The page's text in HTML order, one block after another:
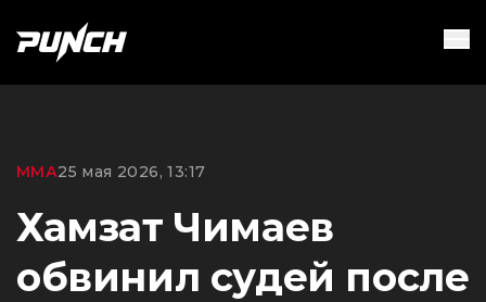
ММА25 мая 2026, 13:17
Хамзат Чимаев
обвинил судей после